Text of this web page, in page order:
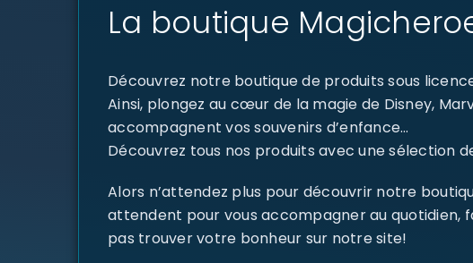
La boutique
Découvrez notre boutique de produits sous
Ainsi, plongez au cœur de la magie de Disney,
accompagnent vos souvenirs d’enfance…
Découvrez tous nos produits avec une sélection
Alors n’attendez plus pour découvrir notre
attendent pour vous accompagner au quotidien,
pas trouver votre bonheur sur notre site!